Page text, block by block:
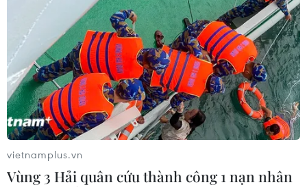
vietnamplus.vn
Vùng 3 Hải quân cứu thành công 1 nạn nhân